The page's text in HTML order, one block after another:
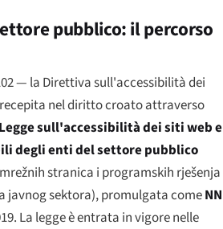
pubblico: il percorso
— la Direttiva sull'accessibilità dei
nel diritto croato attraverso
Legge sull'accessibilità dei siti web e
degli enti del settore pubblico
stranica i programskih rješenja
javnog sektora), promulgata comeNN
La legge è entrata in vigore nelle